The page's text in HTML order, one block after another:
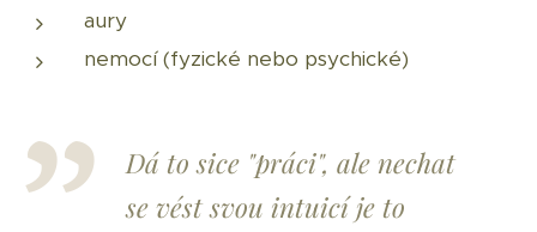
aury
nemocí (fyzické nebo psychické)
Dá to sice "práci", ale nechat
se vést svou intuicí je to